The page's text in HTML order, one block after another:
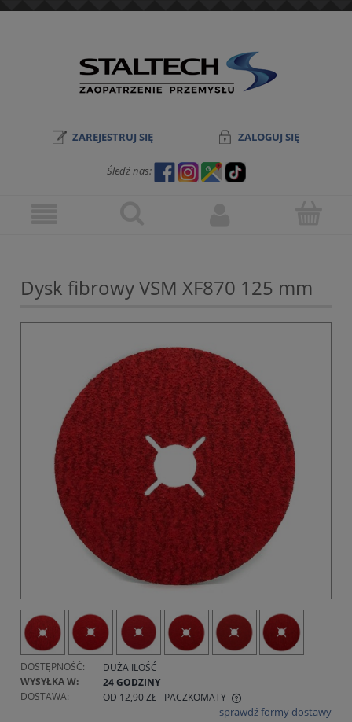
ZAREJESTRUJ SIĘ ZALOGUJ SIĘ
Śledź nas:
Dysk fibrowy VSM XF870 125 mm
DOSTĘPNOŚĆ:
DUŻA ILOŚĆ
WYSYŁKA W:
24 GODZINY
DOSTAWA:
OD 12,90 ZŁ- PACZKOMATY
CENA NIE ZAWIERA EWENTUALNYCH KOSZTÓW PŁATNOŚCI
sprawdź formy dostawy